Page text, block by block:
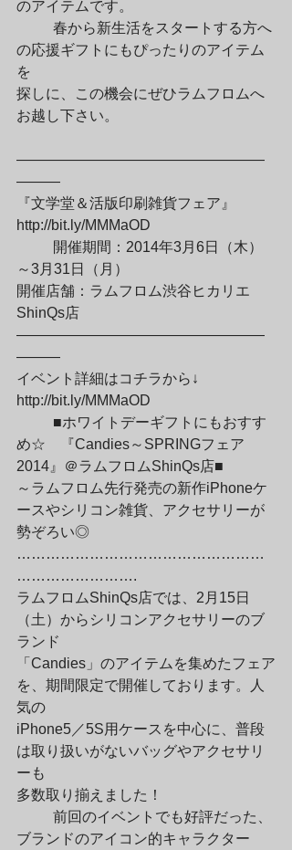
のアイテムです。
の応援ギフトにもぴったりのアイテム
を
探しに、この機会にぜひラムフロムへ
お越し下さい。
—————————————————
———
『文学堂＆活版印刷雑貨フェア』
http://bit.ly/MMMaOD
～3月31日（月）
開催店舗：ラムフロム渋谷ヒカリエ
ShinQs店
—————————————————
———
イベント詳細はコチラから↓
http://bit.ly/MMMaOD
め☆　『Candies～SPRINGフェア
2014』＠ラムフロムShinQs店■
～ラムフロム先行発売の新作iPhoneケ
ースやシリコン雑貨、アクセサリーが
勢ぞろい◎
……………………………………………
…………………….
ラムフロムShinQs店では、2月15日
（土）からシリコンアクセサリーのブ
ランド
「Candies」のアイテムを集めたフェア
を、期間限定で開催しております。人
気の
iPhone5／5S用ケースを中心に、普段
は取り扱いがないバッグやアクセサリ
ーも
多数取り揃えました！
ブランドのアイコン的キャラクター